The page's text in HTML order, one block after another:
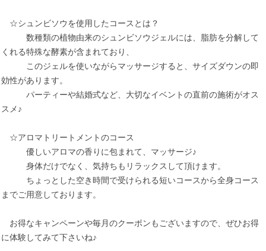
☆シュンビソウを使用したコースとは？
数種類の植物由来のシュンビソウジェルには、脂肪を分解して
くれる特殊な酵素が含まれており、
このジェルを使いながらマッサージすると、サイズダウンの即
効性があります。
パーティーや結婚式など、大切なイベントの直前の施術がオス
スメ♪
☆アロマトリートメントのコース
優しいアロマの香りに包まれて、マッサージ♪
身体だけでなく、気持ちもリラックスして頂けます。
ちょっとした空き時間で受けられる短いコースから全身コース
までご用意しております。
お得なキャンペーンや毎月のクーポンもございますので、ぜひお得
に体験してみて下さいね♪